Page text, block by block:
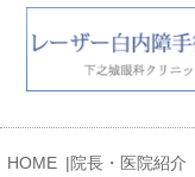
HOME |院長・医院紹介